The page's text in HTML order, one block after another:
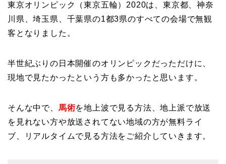
東京オリンピック（東京五輪）2020は、東京都、神奈
川県、埼玉県、千葉県の1都3県のすべての会場で無観
客となりました。
半世紀ぶりの日本開催のオリンピックだっただけに、
現地で見たかったという方も多かったと思います。
そんな中で、 馬術を地上波で見る方法、地上派で放送
を見れない方や放送されてない地域の方が無料ライ
ブ、リアルタイムで見る方法をご紹介していきます。